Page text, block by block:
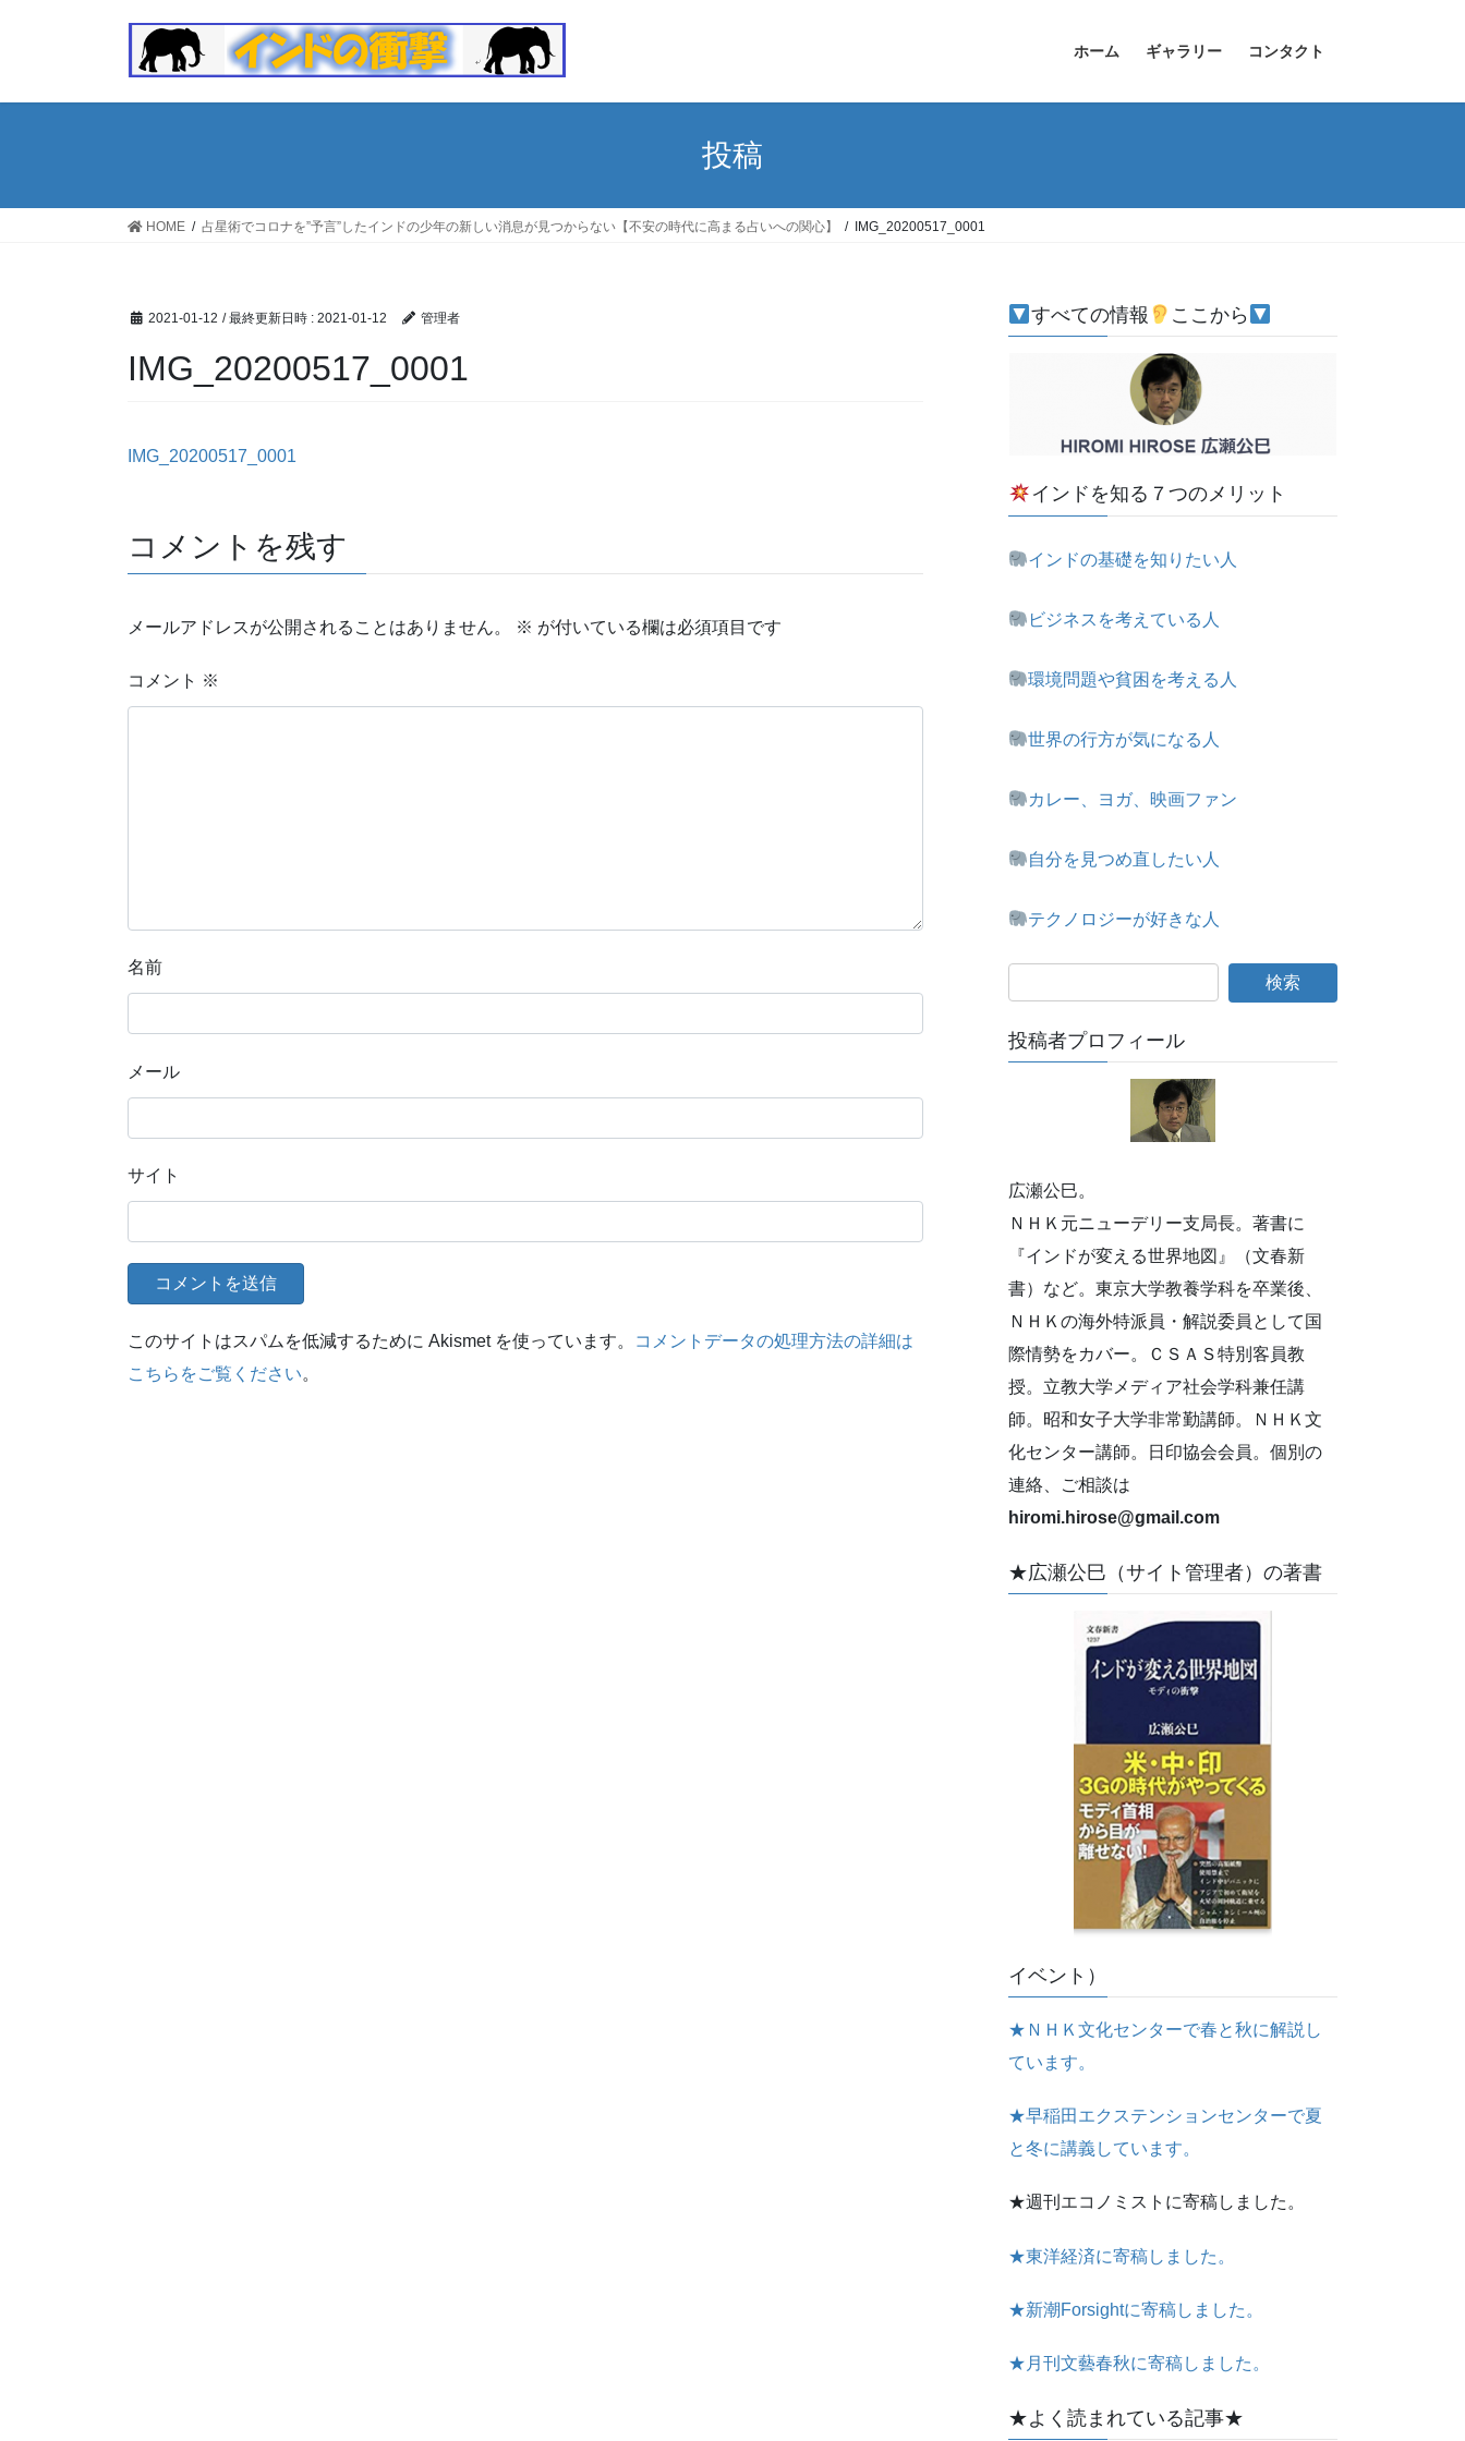
ホーム ギャラリー コンタクト
投稿
HOME 占星術でコロナを”予言”したインドの少年の新しい消息が見つからない【不安の時代に高まる占いへの関心】 IMG_20200517_0001
2021-01-12 / 最終更新日時 : 2021-01-12 管理者
IMG_20200517_0001
IMG_20200517_0001
コメントを残す
メールアドレスが公開されることはありません。 ※ が付いている欄は必須項目です
コメント ※
名前
メール
サイト
このサイトはスパムを低減するために Akismet を使っています。
コメントデータの処理方法の詳細は
こちらをご覧ください。
すべての情報 ここから
インドを知る７つのメリット
インドの基礎を知りたい人
ビジネスを考えている人
環境問題や貧困を考える人
世界の行方が気になる人
カレー、ヨガ、映画ファン
自分を見つめ直したい人
テクノロジーが好きな人
投稿者プロフィール
広瀬公巳。
ＮＨＫ元ニューデリー支局長。著書に
『インドが変える世界地図』（文春新
書）など。東京大学教養学科を卒業後、
ＮＨＫの海外特派員・解説委員として国
際情勢をカバー。ＣＳＡＳ特別客員教
授。立教大学メディア社会学科兼任講
師。昭和女子大学非常勤講師。ＮＨＫ文
化センター講師。日印協会会員。個別の
連絡、ご相談は
hiromi.hirose@gmail.com
★広瀬公巳（サイト管理者）の著書
イベント）
★ＮＨＫ文化センターで春と秋に解説し
ています。
★早稲田エクステンションセンターで夏
と冬に講義しています。
★週刊エコノミストに寄稿しました。
★東洋経済に寄稿しました。
★新潮Forsightに寄稿しました。
★月刊文藝春秋に寄稿しました。
★よく読まれている記事★